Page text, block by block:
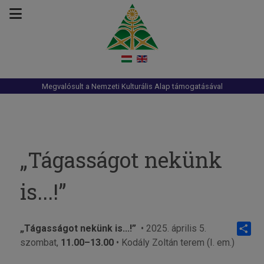
Megvalósult a Nemzeti Kulturális Alap támogatásával
„Tágasságot nekünk
is...!”
„Tágasságot nekünk is...!” • 2025. április 5.
szombat, 11.00–13.00• Kodály Zoltán terem (I. em.)